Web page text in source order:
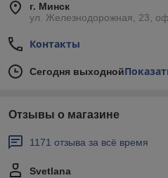
г. Минск
ул. Железнодорожная, 23,
Контакты
Сегодня выходной
Отзывы о магазине
1171 отзыва за всё время
Svetlana